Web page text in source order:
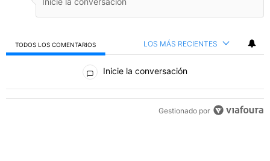
TODOS LOS COMENTARIOS LOS MÁS RECIENTES
Todos los comentarios
Inicie la conversación